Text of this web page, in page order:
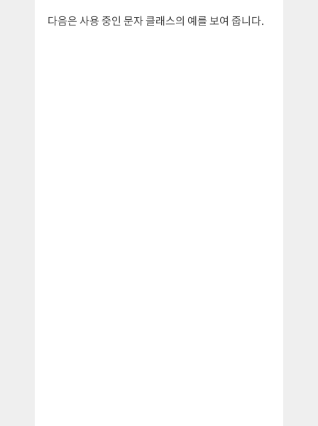
다음은 사용 중인 문자 클래스의 예를 보여 줍니다.